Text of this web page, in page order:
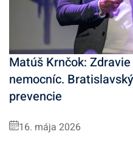
Matúš Krnčok:
nemocníc.
prevencie
16. mája 2026